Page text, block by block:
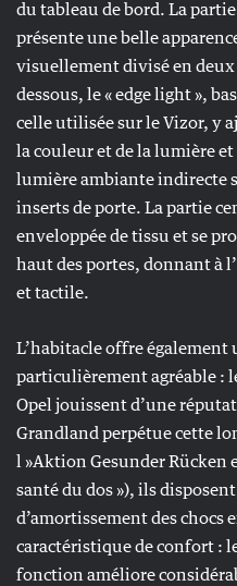
du tableau de bord. La
présente une belle
visuellement divisé en
dessous, le « edge light »,
celle utilisée sur le Vizor, y
la couleur et de la lumière
lumière ambiante indirecte
inserts de porte. La partie
enveloppée de tissu et se
haut des portes, donnant à
et tactile.
L’habitacle offre également
particulièrement agréable :
Opel jouissent d’une
Grandland perpétue cette
l »Aktion Gesunder Rücken
santé du dos »), ils
d’amortissement des
caractéristique de confort :
fonction améliore